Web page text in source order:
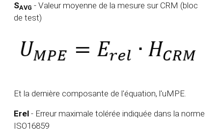
SAVG - Valeur moyenne de la mesure sur CRM (bloc
de test)
Et la dernière composante de l'équation, l'uMPE.
Erel - Erreur maximale tolérée indiquée dans la norme
ISO16859